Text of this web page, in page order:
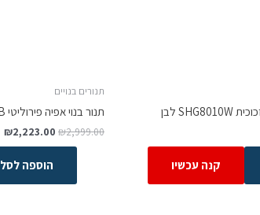
קנה עכשיו
תנורים בנויים
תנור בנוי אפיה פירוליטי Sauter CUISINE 7071PB סאוטר
₪2,999.00
₪2,223.00
הוספה לסל